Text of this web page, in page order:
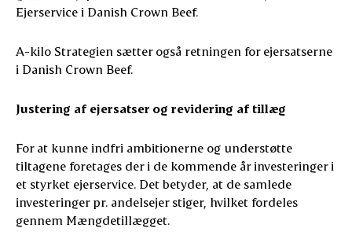
Ejerservice i Danish Crown Beef.
A-kilo Strategien sætter også retningen for ejersatserne
i Danish Crown Beef.
Justering af ejersatser og revidering af tillæg
For at kunne indfri ambitionerne og understøtte
tiltagene foretages der i de kommende år investeringer i
et styrket ejerservice. Det betyder, at de samlede
investeringer pr. andelsejer stiger, hvilket fordeles
gennem Mængdetillægget.